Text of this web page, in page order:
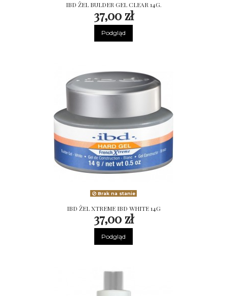
IBD ŻEL BULDER GEL CLEAR 14G.
37,00 zł
Podgląd
Brak na stanie
IBD ŻEL XTREME IBD WHITE 14G
37,00 zł
Podgląd